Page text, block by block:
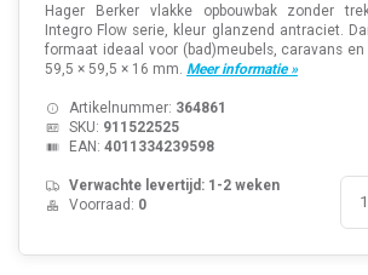
Hager Berker vlakke opbouwbak zonder
Integro Flow serie, kleur glanzend antraciet.
formaat ideaal voor (bad)meubels, caravans
59,5 × 59,5 × 16 mm. Meer informatie »
Artikelnummer: 364861
SKU: 911522525
EAN: 4011334239598
Verwachte levertijd: 1-2 weken
Voorraad: 0